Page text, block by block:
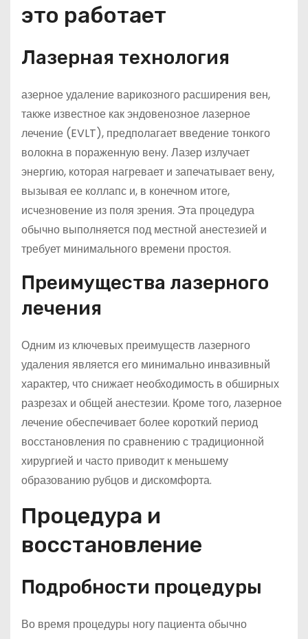
это работает
Лазерная технология
азерное удаление варикозного расширения вен,
также известное как эндовенозное лазерное
лечение (EVLT), предполагает введение тонкого
волокна в пораженную вену. Лазер излучает
энергию, которая нагревает и запечатывает вену,
вызывая ее коллапс и, в конечном итоге,
исчезновение из поля зрения. Эта процедура
обычно выполняется под местной анестезией и
требует минимального времени простоя.
Преимущества лазерного
лечения
Одним из ключевых преимуществ лазерного
удаления является его минимально инвазивный
характер, что снижает необходимость в обширных
разрезах и общей анестезии. Кроме того, лазерное
лечение обеспечивает более короткий период
восстановления по сравнению с традиционной
хирургией и часто приводит к меньшему
образованию рубцов и дискомфорта.
Процедура и
восстановление
Подробности процедуры
Во время процедуры ногу пациента обычно